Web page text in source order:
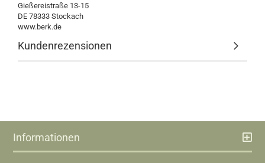
Gießereistraße 13-15
DE 78333 Stockach
www.berk.de
Kundenrezensionen
Informationen